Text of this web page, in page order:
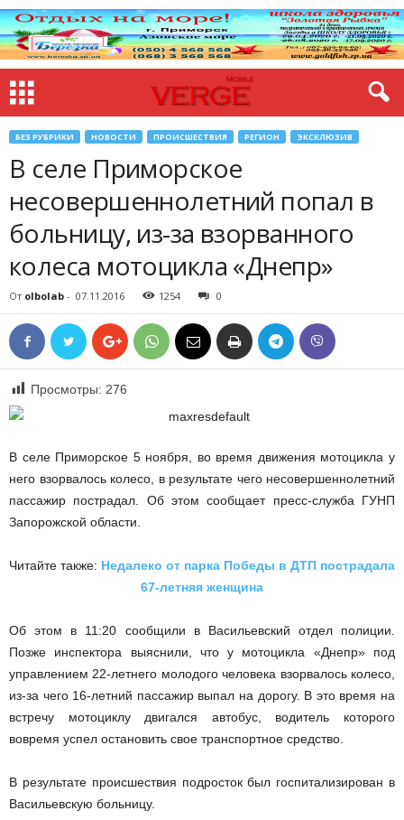
БЕЗ РУБРИКИ НОВОСТИ ПРОИСШЕСТВИЯ РЕГИОН ЭКСКЛЮЗИВ
В селе Приморское
несовершеннолетний попал в
больницу, из-за взорванного
колеса мотоцикла «Днепр»
От olbolab - 07.11.2016 1254 0
Просмотры: 276
В селе Приморское 5 ноября, во время движения мотоцикла у
него взорвалось колесо, в результате чего несовершеннолетний
пассажир пострадал. Об этом сообщает пресс-служба ГУНП
Запорожской области.
Читайте также: Недалеко от парка Победы в ДТП пострадала
67-летняя женщина
Об этом в 11:20 сообщили в Васильевский отдел полиции.
Позже инспектора выяснили, что у мотоцикла «Днепр» под
управлением 22-летнего молодого человека взорвалось колесо,
из-за чего 16-летний пассажир выпал на дорогу. В это время на
встречу мотоциклу двигался автобус, водитель которого
вовремя успел остановить свое транспортное средство.
В результате происшествия подросток был госпитализирован в
Васильевскую больницу.